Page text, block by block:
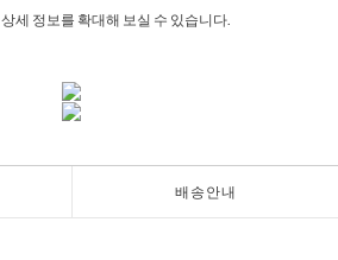
상세 정보를 확대해 보실 수 있습니다.
배송안내